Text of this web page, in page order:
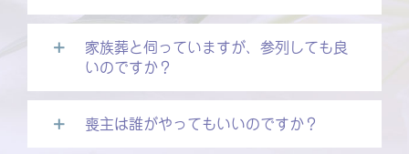
家族葬と伺っていますが、参列しても良
いのですか？
喪主は誰がやってもいいのですか？